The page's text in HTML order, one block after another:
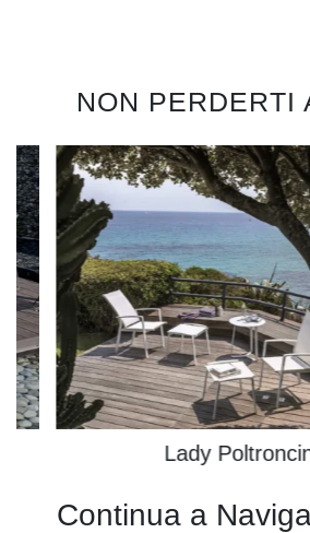
NON PERDERTI
Lady
Continua a